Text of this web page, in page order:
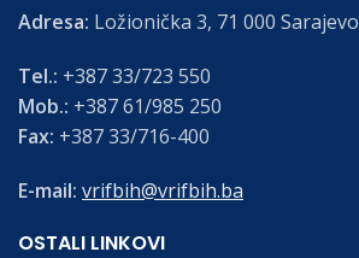
Adresa: Ložionička 3, 71 000 Sarajevo
Tel.: +387 33/723 550
Mob.: +387 61/985 250
Fax: +387 33/716-400
E-mail: vrifbih@vrifbih.ba
OSTALI LINKOVI